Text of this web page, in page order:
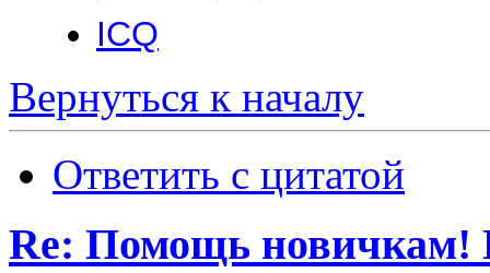
ICQ
Вернуться к началу
Ответить с цитатой
Re: Помощь новичкам!